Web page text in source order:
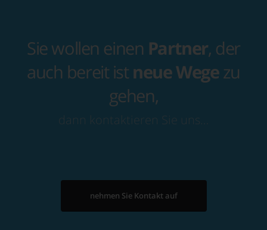
Sie wollen einen Partner, der
auch bereit ist neue Wegezu
gehen,
dann kontaktieren Sie uns…
nehmen Sie Kontakt auf